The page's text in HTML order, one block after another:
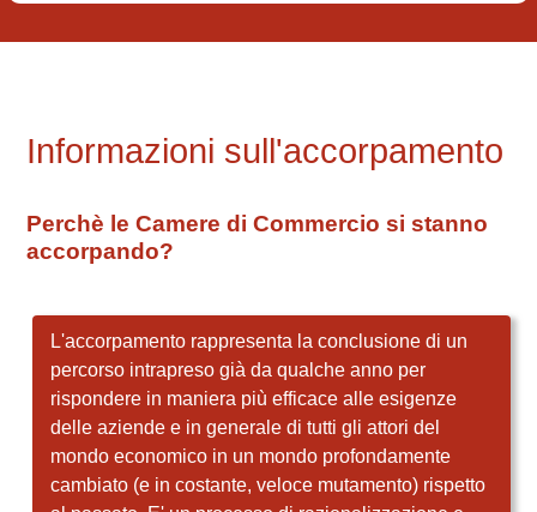
Informazioni sull'accorpamento
Perchè le Camere di Commercio si stanno
accorpando?
L'accorpamento rappresenta la conclusione di un
percorso intrapreso già da qualche anno per
rispondere in maniera più efficace alle esigenze
delle aziende e in generale di tutti gli attori del
mondo economico in un mondo profondamente
cambiato (e in costante, veloce mutamento) rispetto